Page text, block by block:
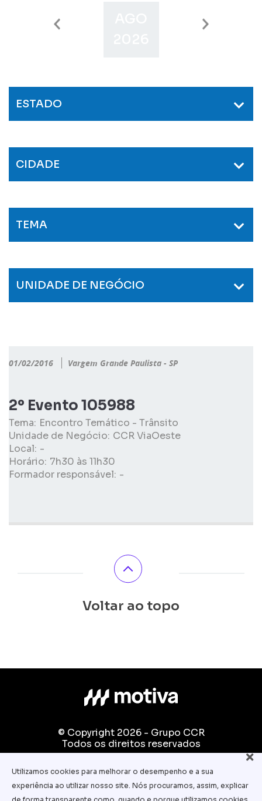
SET
ESTADO
CIDADE
TEMA
UNIDADE DE NEGÓCIO
01/02/2016 Vargem Grande Paulista - SP
2º Evento 105988
Tema: Encontro Temático - Trânsito
Unidade de Negócio: CCR ViaOeste
Local: -
Horário: 7h30 às 11h30
Formador responsável: -
Voltar ao topo
© Copyright 2026 - Grupo CCR
Todos os direitos reservados
Fale conosco:
equipe.pedagogica@motiva.com.br
Utilizamos cookies para melhorar o desempenho e a sua
experiência ao utilizar nosso site. Nós procuramos, assim, explicar